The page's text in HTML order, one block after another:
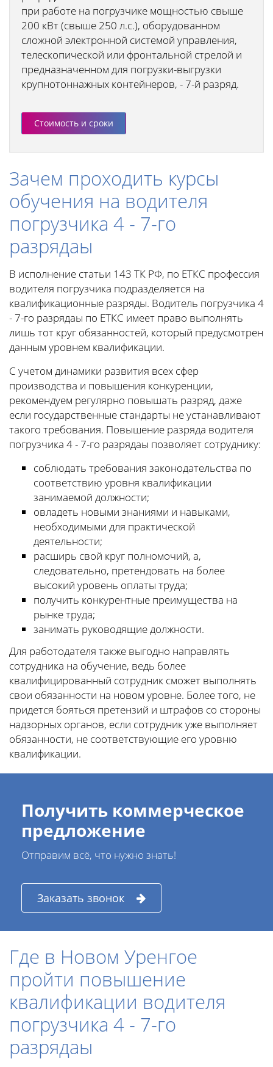
при работе на погрузчике мощностью свыше
200 кВт (свыше 250 л.с.), оборудованном
сложной электронной системой управления,
телескопической или фронтальной стрелой и
предназначенном для погрузки-выгрузки
крупнотоннажных контейнеров, - 7-й разряд.
Стоимость и сроки
Зачем проходить курсы
обучения на водителя
погрузчика 4 - 7-го
разрядаы
В исполнение статьи 143 ТК РФ, по ЕТКС профессия
водителя погрузчика подразделяется на
квалификационные разряды. Водитель погрузчика 4
- 7-го разрядаы по ЕТКС имеет право выполнять
лишь тот круг обязанностей, который предусмотрен
данным уровнем квалификации.
С учетом динамики развития всех сфер
производства и повышения конкуренции,
рекомендуем регулярно повышать разряд, даже
если государственные стандарты не устанавливают
такого требования. Повышение разряда водителя
погрузчика 4 - 7-го разрядаы позволяет сотруднику:
соблюдать требования законодательства по
соответствию уровня квалификации
занимаемой должности;
овладеть новыми знаниями и навыками,
необходимыми для практической
деятельности;
расширь свой круг полномочий, а,
следовательно, претендовать на более
высокий уровень оплаты труда;
получить конкурентные преимущества на
рынке труда;
занимать руководящие должности.
Для работодателя также выгодно направлять
сотрудника на обучение, ведь более
квалифицированный сотрудник сможет выполнять
свои обязанности на новом уровне. Более того, не
придется бояться претензий и штрафов со стороны
надзорных органов, если сотрудник уже выполняет
обязанности, не соответствующие его уровню
квалификации.
Получить коммерческое
предложение
Отправим всё, что нужно знать!
Заказать звонок
Где в Новом Уренгое
пройти повышение
квалификации водителя
погрузчика 4 - 7-го
разрядаы